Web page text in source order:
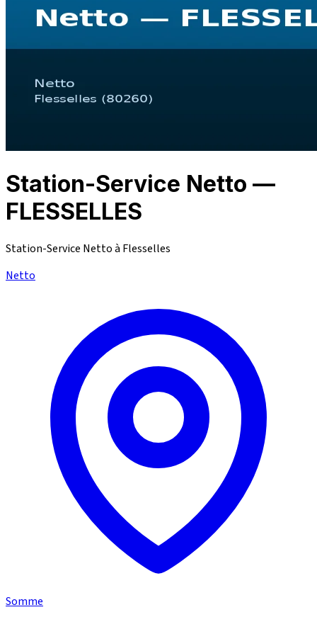
Station-Service Netto —
FLESSELLES
Station-Service Netto à Flesselles
Netto
Somme